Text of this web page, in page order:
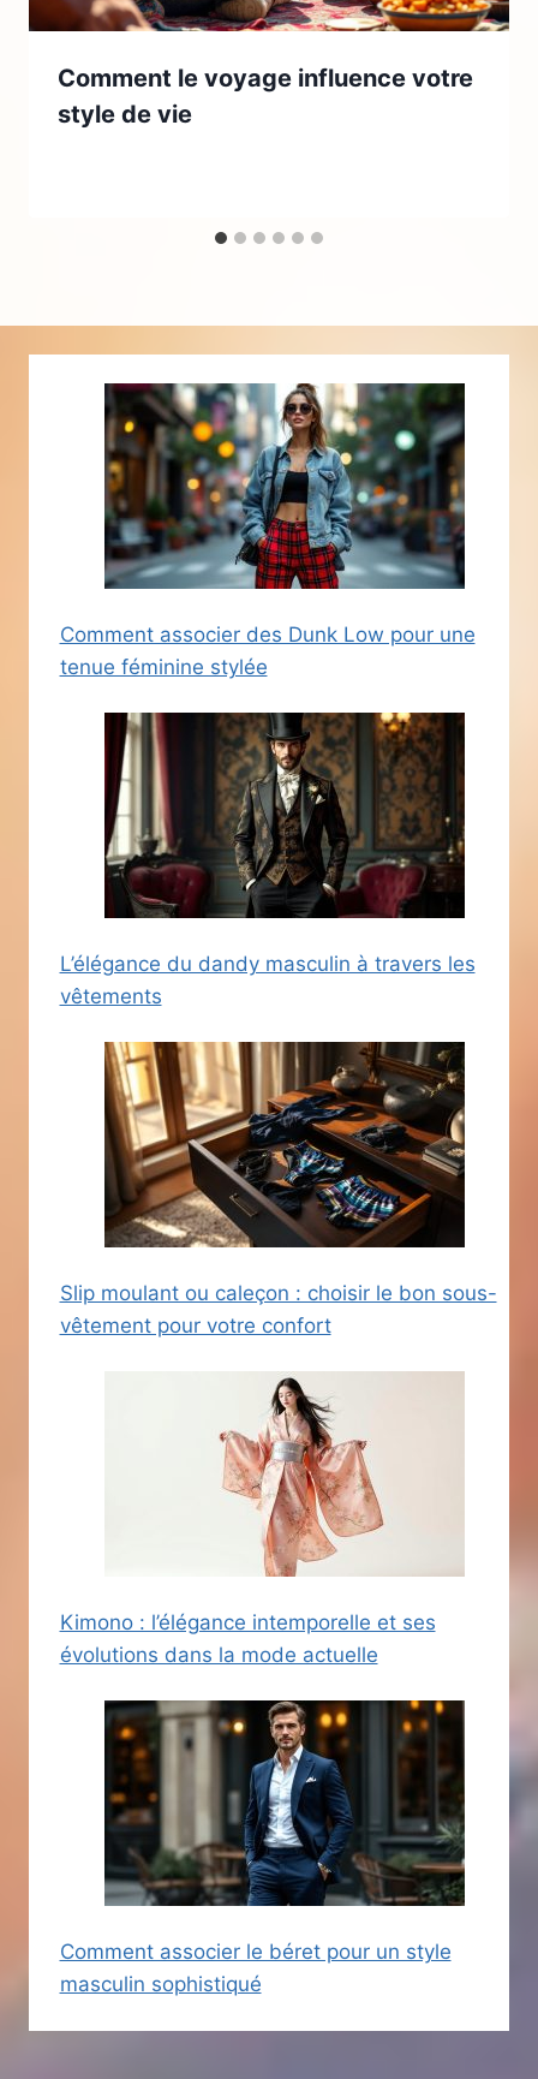
Comment le voyage influence votre
style de vie
Comment associer des Dunk Low pour une
tenue féminine stylée
L’élégance du dandy masculin à travers les
vêtements
Slip moulant ou caleçon : choisir le bon sous-
vêtement pour votre confort
Kimono : l’élégance intemporelle et ses
évolutions dans la mode actuelle
Comment associer le béret pour un style
masculin sophistiqué